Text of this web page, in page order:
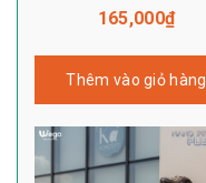
165,000₫
Thêm vào giỏ hàng